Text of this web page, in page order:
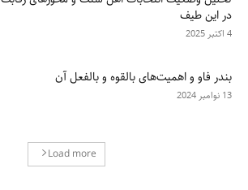
در این طیف
4 اکتبر 2025
بندر فاو و اهمیت‌های بالقوه و بالفعل آن
13 نوامبر 2024
Load more